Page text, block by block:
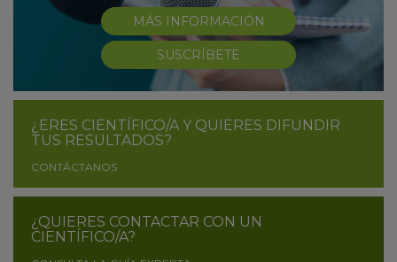
MÁS INFORMACIÓN
SUSCRÍBETE
¿ERES CIENTÍFICO/A Y QUIERES DIFUNDIR
TUS RESULTADOS?
CONTÁCTANOS
¿QUIERES CONTACTAR CON UN
CIENTÍFICO/A?